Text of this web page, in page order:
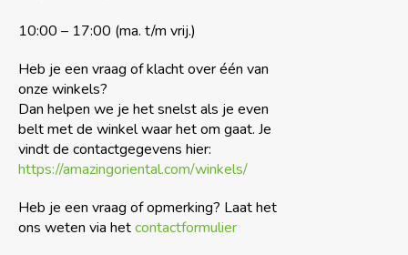
10:00 – 17:00 (ma. t/m vrij.)
Heb je een vraag of klacht over één van
onze winkels?
Dan helpen we je het snelst als je even
belt met de winkel waar het om gaat. Je
vindt de contactgegevens hier:
https://amazingoriental.com/winkels/
Heb je een vraag of opmerking? Laat het
ons weten via hetcontactformulier